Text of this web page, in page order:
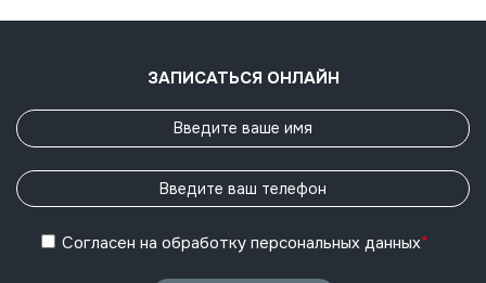
ЗАПИСАТЬСЯ ОНЛАЙН
Согласен на обработку персональных данных*